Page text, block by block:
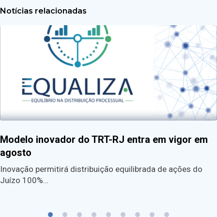
Notícias relacionadas
Modelo inovador do TRT-RJ entra em vigor em
agosto
Inovação permitirá distribuição equilibrada de ações do
Juízo 100%…